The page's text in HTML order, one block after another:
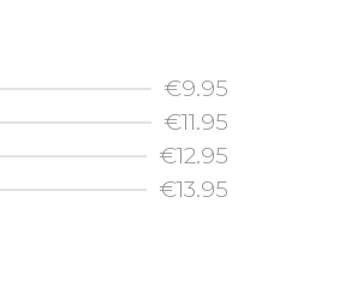
€9.95
€11.95
€12.95
€13.95